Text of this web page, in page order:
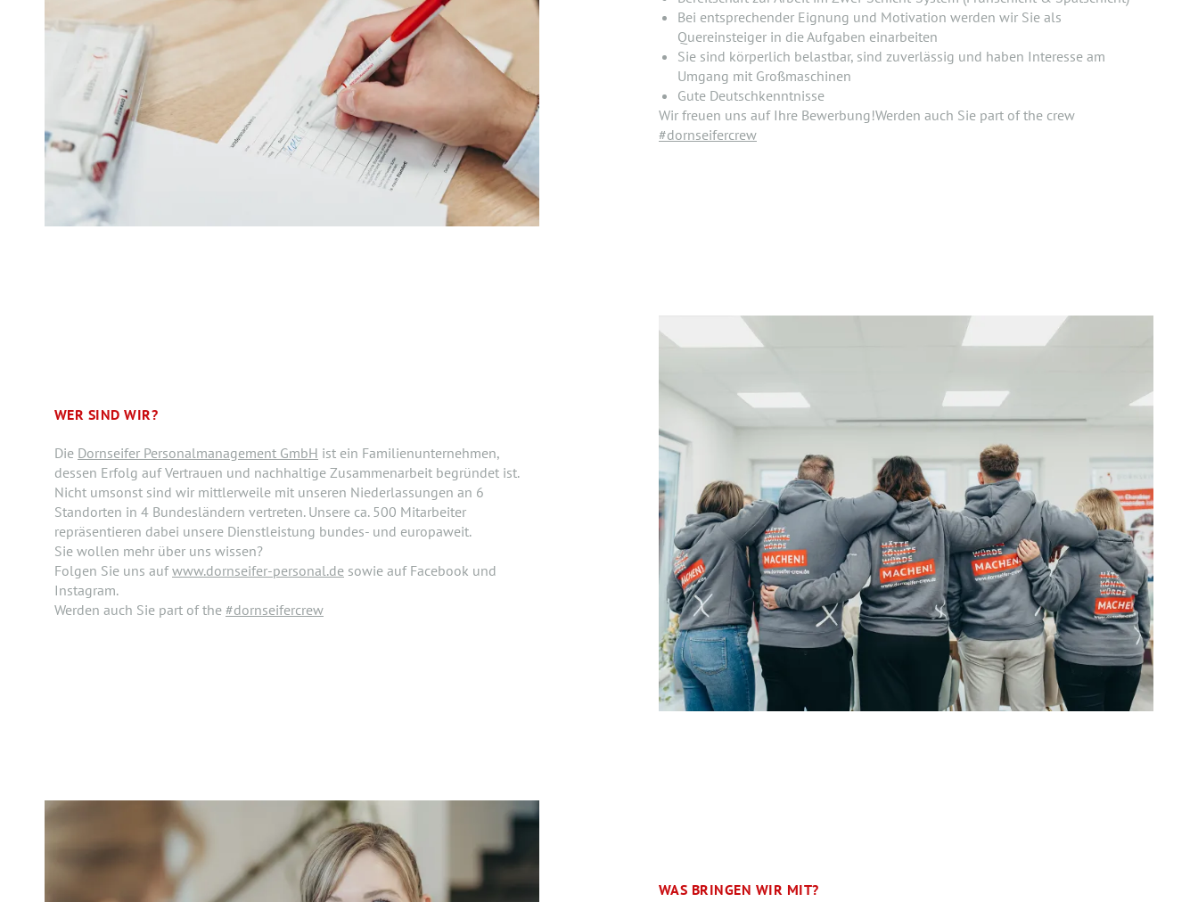
Bei entsprechender Eignung und Motivation werden wir Sie als
Quereinsteiger in die Aufgaben einarbeiten
Sie sind körperlich belastbar, sind zuverlässig und haben Interesse am
Umgang mit Großmaschinen
Gute Deutschkenntnisse
Wir freuen uns auf Ihre Bewerbung!Werden auch Sie part of the crew
#dornseifercrew
WER SIND WIR?
Die Dornseifer Personalmanagement GmbH ist ein Familienunternehmen,
dessen Erfolg auf Vertrauen und nachhaltige Zusammenarbeit begründet ist.
Nicht umsonst sind wir mittlerweile mit unseren Niederlassungen an 6
Standorten in 4 Bundesländern vertreten. Unsere ca. 500 Mitarbeiter
repräsentieren dabei unsere Dienstleistung bundes- und europaweit.
Sie wollen mehr über uns wissen?
Folgen Sie uns aufwww.dornseifer-personal.de sowie auf Facebook und
Instagram.
Werden auch Sie part of the #dornseifercrew
WAS BRINGEN WIR MIT?